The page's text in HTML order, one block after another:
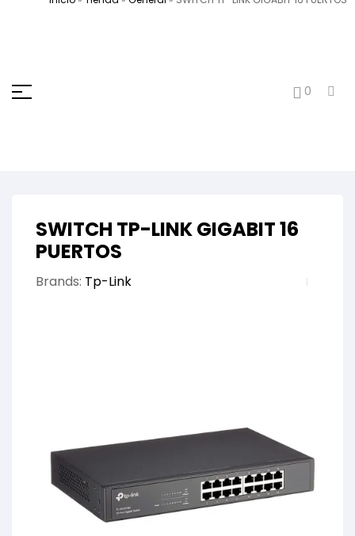
0
SWITCH TP-LINK GIGABIT 16
PUERTOS
Brands: Tp-Link